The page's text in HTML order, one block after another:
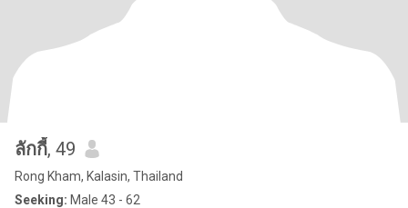
ลักกี้, 49
Rong Kham, Kalasin, Thailand
Seeking: Male 43 - 62